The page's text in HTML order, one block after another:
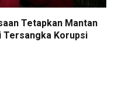
Tetapkan Mantan
Tersangka Korupsi